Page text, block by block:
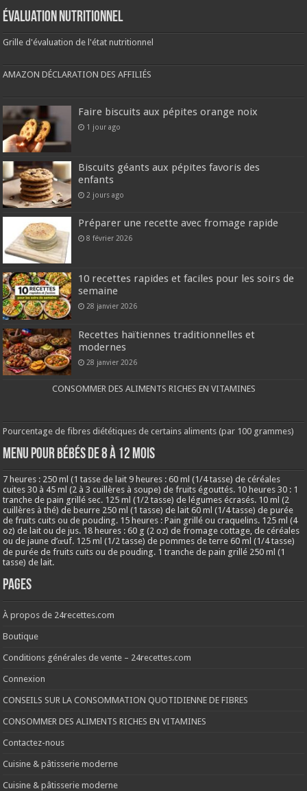
Évaluation nutritionnel
Grille d'évaluation de l'état nutritionnel
AMAZON DÉCLARATION DES AFFILIÉS
Faire biscuits aux pépites orange noix
1 jour ago
Biscuits géants aux pépites favoris des
enfants
2 jours ago
Préparer une recette avec fromage rapide
8 février 2026
10 recettes rapides et faciles pour les soirs de
semaine
28 janvier 2026
Recettes haïtiennes traditionnelles et
modernes
28 janvier 2026
CONSOMMER DES ALIMENTS RICHES EN VITAMINES
Pourcentage de fibres diététiques de certains aliments (par 100 grammes)
MENU POUR BÉBÉS DE 8 à 12 MOIS
7 heures : 250 ml (1 tasse de lait 9 heures : 60 ml (1/4 tasse) de céréales
cuites 30 à 45 ml (2 à 3 cuillères à soupe) de fruits égouttés. 10 heures 30 : 1
tranche de pain grillé sec. 125 ml (1/2 tasse) de légumes écrasés. 10 ml (2
cuillères à thé) de beurre 250 ml (1 tasse) de lait 60 ml (1/4 tasse) de purée
de fruits cuits ou de pouding. 15 heures : Pain grillé ou craquelins. 125 ml (4
oz) de lait ou de jus. 18 heures : 60 g (2 oz) de fromage cottage, de céréales
ou de jaune d’œuf. 125 ml (1/2 tasse) de pommes de terre 60 ml (1/4 tasse)
de purée de fruits cuits ou de pouding. 1 tranche de pain grillé 250 ml (1
tasse) de lait.
Pages
À propos de 24recettes.com
Boutique
Conditions générales de vente – 24recettes.com
Connexion
CONSEILS SUR LA CONSOMMATION QUOTIDIENNE DE FIBRES
CONSOMMER DES ALIMENTS RICHES EN VITAMINES
Contactez-nous
Cuisine & pâtisserie moderne
Cuisine & pâtisserie moderne